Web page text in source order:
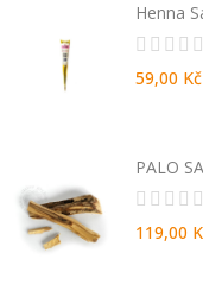
Henna
59,00 Kč
PALO
119,00